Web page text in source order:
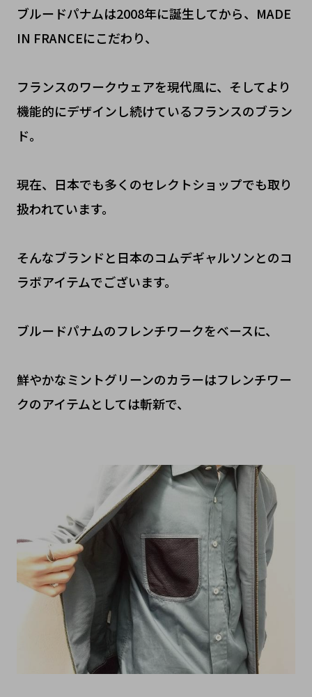
ブルードパナムは2008年に誕生してから、MADE
IN FRANCEにこだわり、
フランスのワークウェアを現代風に、そしてより
機能的にデザインし続けているフランスのブラン
ド。
現在、日本でも多くのセレクトショップでも取り
扱われています。
そんなブランドと日本のコムデギャルソンとのコ
ラボアイテムでございます。
ブルードパナムのフレンチワークをベースに、
鮮やかなミントグリーンのカラーはフレンチワー
クのアイテムとしては斬新で、